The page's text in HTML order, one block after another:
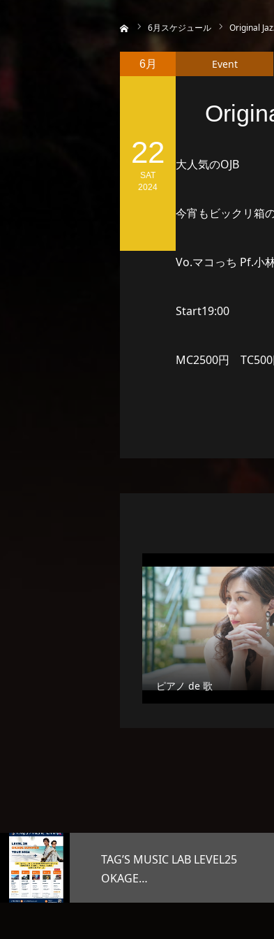
6月スケジュール Original
6月
22
SAT
2024
Event
大人気のOJB
今宵もビックリ箱
Vo.マコっち Pf.小
Start19:00
MC2500円 TC500
ピアノ de 歌
オープンマイク